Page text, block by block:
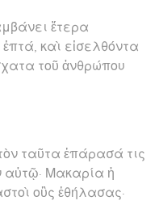
ἕτερα
καὶ εἰσελθόντα
τοῦ ἀνθρώπου
ταῦτα ἐπάρασά τις
αὐτῷ· Μακαρία ἡ
οὓς ἐθήλασας·